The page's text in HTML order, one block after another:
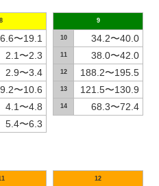
8
〜19.1
2.1〜2.3
2.9〜3.4
9.2〜10.6
4.1〜4.8
5.4〜6.3
9
10 34.2〜40.0
11 38.0〜42.0
12 188.2〜195.5
13 121.5〜130.9
14 68.3〜72.4
12